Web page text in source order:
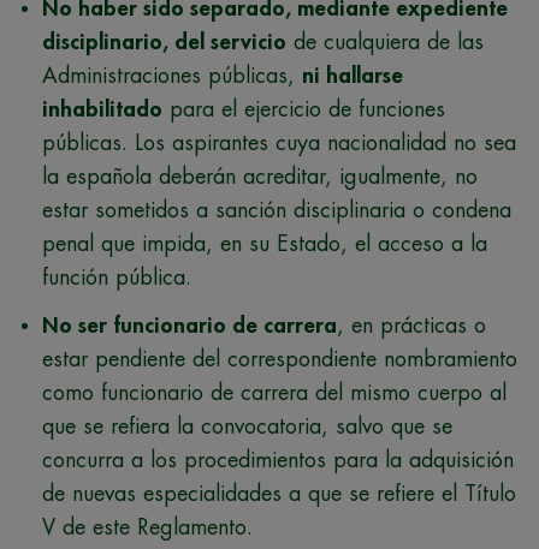
No haber sido separado, mediante expediente
disciplinario, del servicio de cualquiera de las
Administraciones públicas, ni hallarse
inhabilitado para el ejercicio de funciones
públicas. Los aspirantes cuya nacionalidad no sea
la española deberán acreditar, igualmente, no
estar sometidos a sanción disciplinaria o condena
penal que impida, en su Estado, el acceso a la
función pública.
No ser funcionario de carrera, en prácticas o
estar pendiente del correspondiente nombramiento
como funcionario de carrera del mismo cuerpo al
que se refiera la convocatoria, salvo que se
concurra a los procedimientos para la adquisición
de nuevas especialidades a que se refiere el Título
V de este Reglamento.